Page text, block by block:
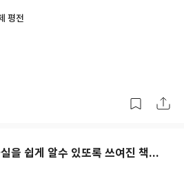
어로 책을 쓰고 프랑스어로 말하는 자
제로 사용하게 만드는 우리나라의 경
다. 똑같은 물건을 좋은곳
는 사람은 다르다. 역사와 유토
대한 이야기를 읽어보게 될줄은 몰랐
고 후퇴한다는 것을
서 왕의 자리를 탐하는 주변인들
으로 마지막 단계로 이룬다는 것을 알
평전
을 쉽게 알수 있또록 쓰여진 책...